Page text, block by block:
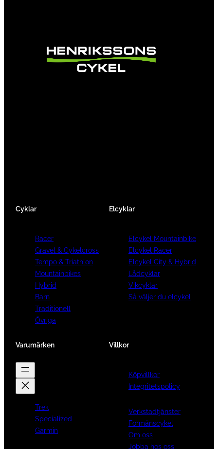
Cyklar
Racer
Gravel & Cykelcross
Tempo & Triathlon
Mountainbikes
Hybrid
Barn
Traditionell
Övriga
Elcyklar
Elcykel Mountainbike
Elcykel Racer
Elcykel City & Hybrid
Lådcyklar
Vikcyklar
Så väljer du elcykel
Varumärken
Trek
Specialized
Garmin
Villkor
Köpvillkor
Integritetspolicy
Verkstadtjänster
Förmånscykel
Om oss
Jobba hos oss